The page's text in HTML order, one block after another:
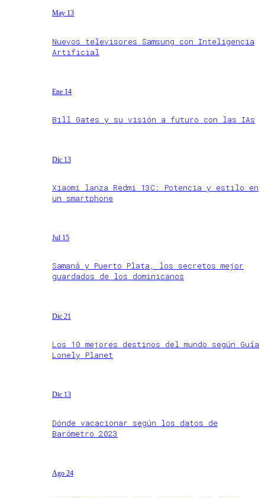
May 13
Nuevos televisores Samsung con Inteligencia
Artificial
Ene 14
Bill Gates y su visión a futuro con las IAs
Dic 13
Xiaomi lanza Redmi 13C: Potencia y estilo en
un smartphone
Jul 15
Samaná y Puerto Plata, los secretos mejor
guardados de los dominicanos
Dic 21
Los 10 mejores destinos del mundo según Guía
Lonely Planet
Dic 13
Dónde vacacionar según los datos de
Barómetro 2023
Ago 24